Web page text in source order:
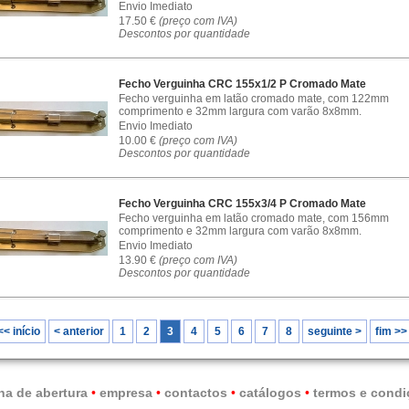
Envio Imediato
17.50 € (preço com IVA)
Descontos por quantidade
Fecho Verguinha CRC 155x1/2 P Cromado Mate
Fecho verguinha em latão cromado mate, com 122mm
comprimento e 32mm largura com varão 8x8mm.
Envio Imediato
10.00 € (preço com IVA)
Descontos por quantidade
Fecho Verguinha CRC 155x3/4 P Cromado Mate
Fecho verguinha em latão cromado mate, com 156mm
comprimento e 32mm largura com varão 8x8mm.
Envio Imediato
13.90 € (preço com IVA)
Descontos por quantidade
início < anterior 1 2 3 4 5 6 7 8 seguinte > fim >>
de abertura • empresa • contactos • catálogos • termos e